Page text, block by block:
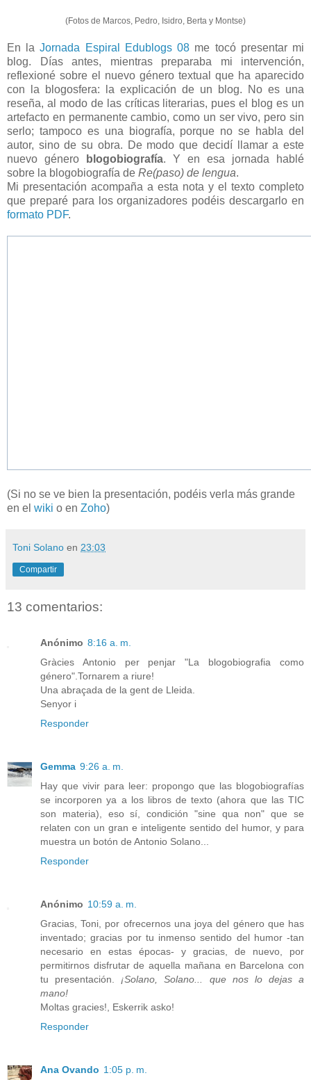
(Fotos de Marcos, Pedro, Isidro, Berta y Montse)
En laJornada Espiral Edublogs 08 me tocó presentar mi
blog. Días antes, mientras preparaba mi intervención,
reflexioné sobre el nuevo género textual que ha aparecido
con la blogosfera: la explicación de un blog. No es una
reseña, al modo de las críticas literarias, pues el blog es un
artefacto en permanente cambio, como un ser vivo, pero sin
serlo; tampoco es una biografía, porque no se habla del
autor, sino de su obra. De modo que decidí llamar a este
nuevo género
blogobiografía. Y en esa jornada hablé
sobre la blogobiografía de Re(paso) de lengua.
Mi presentación acompaña a esta nota y el texto completo
que preparé para los organizadores podéis descargarlo en
formato PDF.
(Si no se ve bien la presentación, podéis verla más grande
en el wiki o en Zoho)
Toni Solano en 23:03
Compartir
13 comentarios:
Anónimo 8:16 a. m.
Gràcies Antonio per penjar "La blogobiografia como
género".Tornarem a riure!
Una abraçada de la gent de Lleida.
Senyor i
Responder
Gemma 9:26 a. m.
Hay que vivir para leer: propongo que las blogobiografías
se incorporen ya a los libros de texto (ahora que las TIC
son materia), eso sí, condición "sine qua non" que se
relaten con un gran e inteligente sentido del humor, y para
muestra un botón de Antonio Solano...
Responder
Anónimo 10:59 a. m.
Gracias, Toni, por ofrecernos una joya del género que has
inventado; gracias por tu inmenso sentido del humor -tan
necesario en estas épocas- y gracias, de nuevo, por
permitirnos disfrutar de aquella mañana en Barcelona con
tu presentación. ¡Solano, Solano... que nos lo dejas a
mano!
Moltas gracies!, Eskerrik asko!
Responder
Ana Ovando 1:05 p. m.